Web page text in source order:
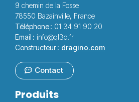
9 chemin de la Fosse
78550 Bazainville, France
Téléphone : 01 34 91 90 20
Email : info@ql3d.fr
Constructeur : dragino.com
Contact
Produits